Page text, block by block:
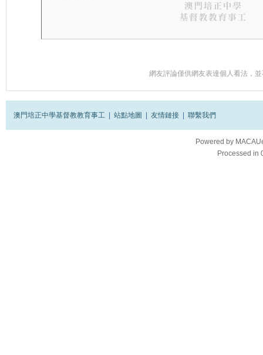
網友評論僅供網友表達個人看法，
澳門培正中學基督教教育事工 站點地圖 友情鏈接 聯繫我們
Powered by
Processed in